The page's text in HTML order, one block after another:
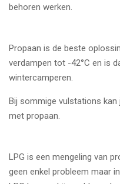
behoren werken.
Propaan is de beste
verdampen tot -42°C en is
wintercamperen.
Bij sommige vulstations kan
met propaan.
LPG is een mengeling van
geen enkel probleem maar